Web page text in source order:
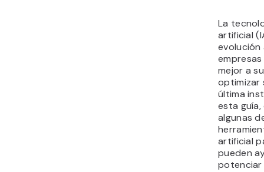
La
artificial
evolución
mejor a
optimizar
última
esta
algunas
artificial
pueden